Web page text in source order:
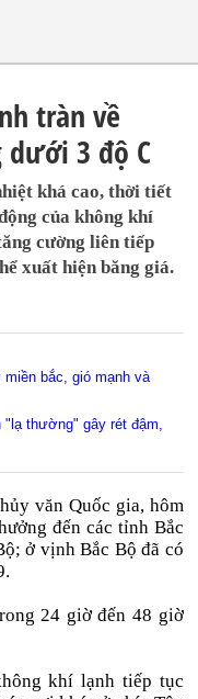
tràn về
dưới 3 độ C
khá cao, thời tiết
của không khí
cường liên tiếp
xuất hiện băng giá.
bắc, gió mạnh và
"lạ thường" gây rét đậm,
văn Quốc gia, hôm
đến các tỉnh Bắc
ở vịnh Bắc Bộ đã có
24 giờ đến 48 giờ
khí lạnh tiếp tục